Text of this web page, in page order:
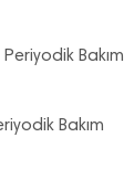
Bakım
Bakım